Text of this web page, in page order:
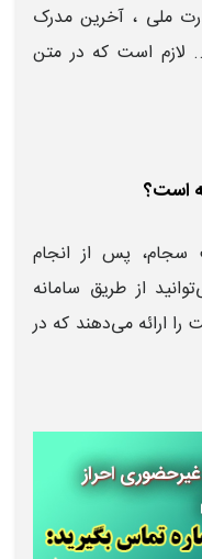
ملی ، آخرین مدرک
لازم است که در متن
سجام، پس از انجام
از طریق سامانه
ارائه می‌دهند که در
غیرحضوریاحراز